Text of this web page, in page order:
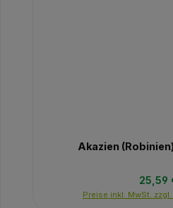
Akazien
25,59
Preise inkl. MwSt.